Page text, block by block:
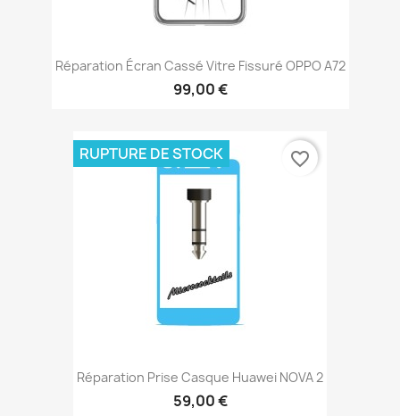
Réparation Écran Cassé Vitre Fissuré OPPO A72
99,00 €
Réparation Prise Casque Huawei NOVA 2
59,00 €
RUPTURE DE STOCK favorite_border